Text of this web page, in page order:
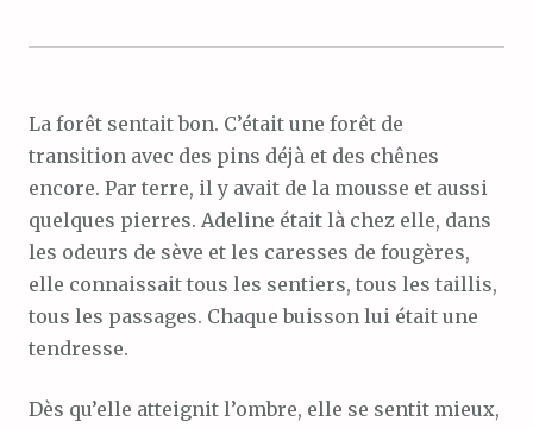
La forêt sentait bon. C’était une forêt de
transition avec des pins déjà et des chênes
encore. Par terre, il y avait de la mousse et aussi
quelques pierres. Adeline était là chez elle, dans
les odeurs de sève et les caresses de fougères,
elle connaissait tous les sentiers, tous les taillis,
tous les passages. Chaque buisson lui était une
tendresse.
Dès qu’elle atteignit l’ombre, elle se sentit mieux,